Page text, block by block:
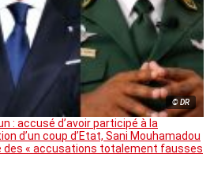
© DR
: accusé d’avoir participé à la
d’un coup d’Etat, Sani Mouhamadou
des « accusations totalement fausses